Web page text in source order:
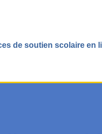
de soutien scolaire en